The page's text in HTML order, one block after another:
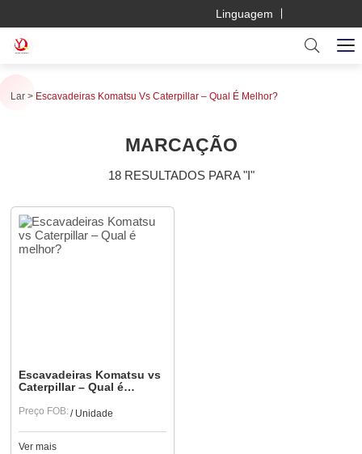
Linguagem
Lar Escavadeiras Komatsu Vs Caterpillar – Qual É Melhor?
MARCAÇÃO
18 RESULTADOS PARA "I"
Escavadeiras Komatsu vs
Caterpillar – Qual é
Preço FOB:/ Unidade
Ver mais